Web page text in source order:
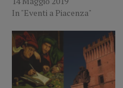
In "Eventi a Piacenza"